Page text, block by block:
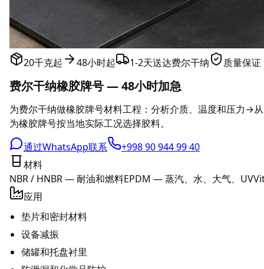
20千克起 48小时起 1-2天送达费尔干纳 质量保证
费尔干纳橡胶牌号 — 48小时加急
为费尔干纳做橡胶牌号材料工程：分析介质、温度和压力
为橡胶牌号按当地实际工况选择胶料。
通过WhatsApp联系
+998 90 944 99 40
材料
NBR / HNBR — 耐油和燃料EPDM — 蒸汽、水、大气、UV
应用
垫片和密封材料
设备减振
储罐和托盘衬里